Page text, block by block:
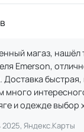
магаз, нашёл
Emerson,
быстрая,
много
и одежде выбор
2025, Яндекс.Карты